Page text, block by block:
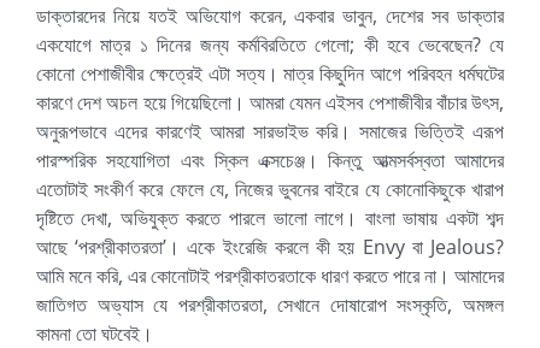
ডাক্তারদের নিয়ে যতই অভিযোগ করেন, একবার ভাবুন, দেশের সব ডাক্তার
একযোগে মাত্র ১ দিনের জন্য কর্মবিরতিতে গেলো; কী হবে ভেবেছেন? যে
কোনো পেশাজীবীর ক্ষেত্রেই এটা সত্য। মাত্র কিছুদিন আগে পরিবহন ধর্মঘটের
কারণে দেশ অচল হয়ে গিয়েছিলো। আমরা যেমন এইসব পেশাজীবীর বাঁচার উৎস,
অনুরূপভাবে এদের কারণেই আমরা সারভাইভ করি। সমাজের ভিত্তিই এরূপ
পারস্পরিক সহযোগিতা এবং স্কিল এক্সচেঞ্জ। কিন্তু আত্মসর্বস্বতা আমাদের
এতোটাই সংকীর্ণ করে ফেলে যে, নিজের ভুবনের বাইরে যে কোনোকিছুকে খারাপ
দৃষ্টিতে দেখা, অভিযুক্ত করতে পারলে ভালো লাগে। বাংলা ভাষায় একটা শব্দ
আছে ‘পরশ্রীকাতরতা’। একে ইংরেজি করলে কী হয় Envy বা Jealous?
আমি মনে করি, এর কোনোটাই পরশ্রীকাতরতাকে ধারণ করতে পারে না। আমাদের
জাতিগত অভ্যাস যে পরশ্রীকাতরতা, সেখানে দোষারোপ সংস্কৃতি, অমঙ্গল
কামনা তো ঘটবেই।